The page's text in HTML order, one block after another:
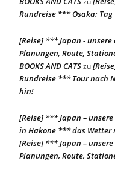
Rundreise *** Osaka:
[Reise] *** Japan -
Planungen, Route,
BOOKS AND CATSzu
Rundreise *** Tour nach
hin!
[Reise] *** Japan –
in Hakone *** das Wetter
[Reise] *** Japan –
Planungen, Route,